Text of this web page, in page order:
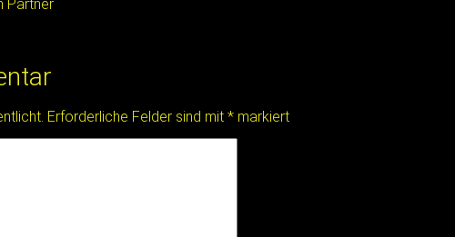
Partner
Erforderliche Felder sind mit * markiert